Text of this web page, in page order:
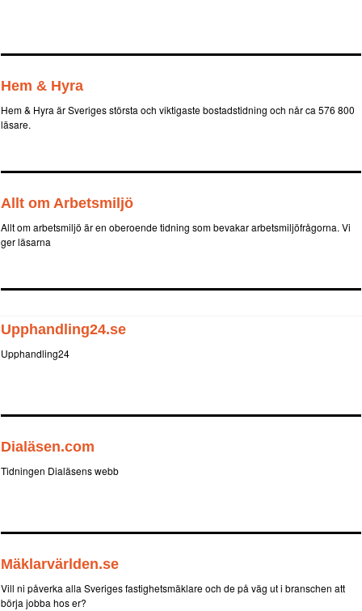
Hem & Hyra
Hem & Hyra är Sveriges största och viktigaste bostadstidning och når ca 576 800
läsare.
Allt om Arbetsmiljö
Allt om arbetsmiljö är en oberoende tidning som bevakar arbetsmiljöfrågorna. Vi
ger läsarna
Upphandling24.se
Upphandling24
Dialäsen.com
Tidningen Dialäsens webb
Mäklarvärlden.se
Vill ni påverka alla Sveriges fastighetsmäklare och de på väg ut i branschen att
börja jobba hos er?